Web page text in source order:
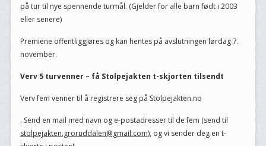
på tur til nye spennende turmål. (Gjelder for alle barn født i 2003
eller senere)
Premiene offentliggjøres og kan hentes på avslutningen lørdag 7.
november.
Verv 5 turvenner – få Stolpejakten t-skjorten tilsendt
Verv fem venner til å registrere seg på Stolpejakten.no
. Send en mail med navn og e-postadresser til de fem (send til
stolpejakten.groruddalen@gmail.com), og vi sender deg en t-